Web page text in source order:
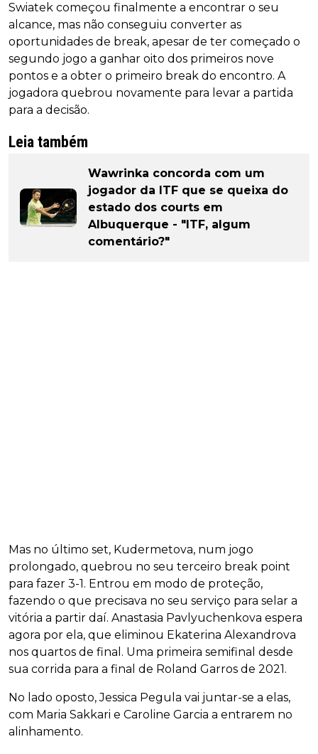
Swiatek começou finalmente a encontrar o seu
alcance, mas não conseguiu converter as
oportunidades de break, apesar de ter começado o
segundo jogo a ganhar oito dos primeiros nove
pontos e a obter o primeiro break do encontro. A
jogadora quebrou novamente para levar a partida
para a decisão.
Leia também
Wawrinka concorda com um
jogador da ITF que se queixa do
estado dos courts em
Albuquerque - "ITF, algum
comentário?"
Mas no último set, Kudermetova, num jogo
prolongado, quebrou no seu terceiro break point
para fazer 3-1. Entrou em modo de proteção,
fazendo o que precisava no seu serviço para selar a
vitória a partir daí. Anastasia Pavlyuchenkova espera
agora por ela, que eliminou Ekaterina Alexandrova
nos quartos de final. Uma primeira semifinal desde
sua corrida para a final de Roland Garros de 2021.
No lado oposto, Jessica Pegula vai juntar-se a elas,
com Maria Sakkari e Caroline Garcia a entrarem no
alinhamento.